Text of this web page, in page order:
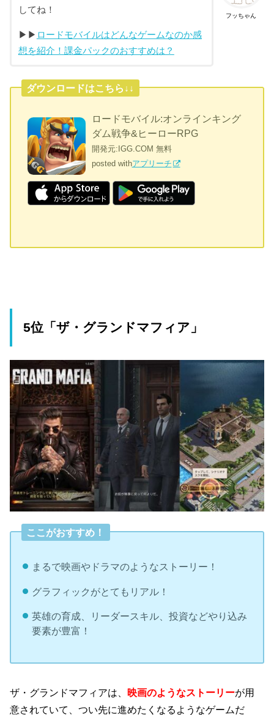
フッちゃん
してね！
▶︎▶︎ ロードモバイルはどんなゲームなのか感
想を紹介！課金パックのおすすめは？
ダウンロードはこちら↓↓
ロードモバイル:オンラインキング
ダム戦争&ヒーローRPG
開発元:IGG.COM 無料
posted withアプリーチ
5位「ザ・グランドマフィア」
ここがおすすめ！
まるで映画やドラマのようなストーリー！
グラフィックがとてもリアル！
英雄の育成、リーダースキル、投資などやり込み
要素が豊富！
ザ・グランドマフィアは、映画のようなストーリーが用
意されていて、つい先に進めたくなるようなゲームだ